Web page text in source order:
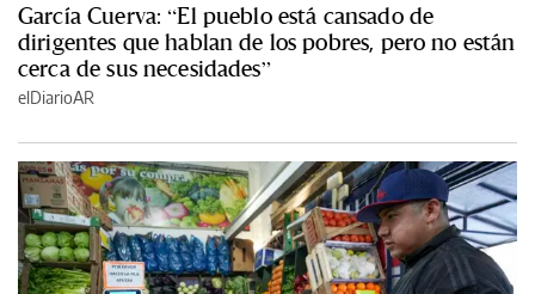
García Cuerva: “El pueblo está cansado de
dirigentes que hablan de los pobres, pero no están
cerca de sus necesidades”
elDiarioAR